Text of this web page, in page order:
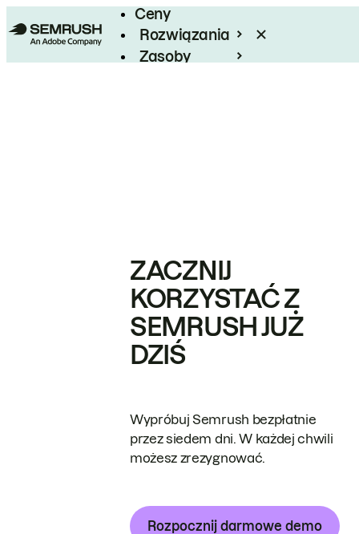
Ceny
Rozwiązania
Zasoby
ZACZNIJ
KORZYSTAĆ Z
SEMRUSH JUŻ
DZIŚ
Wypróbuj Semrush bezpłatnie
przez siedem dni. W każdej chwili
możesz zrezygnować.
Rozpocznij darmowe demo